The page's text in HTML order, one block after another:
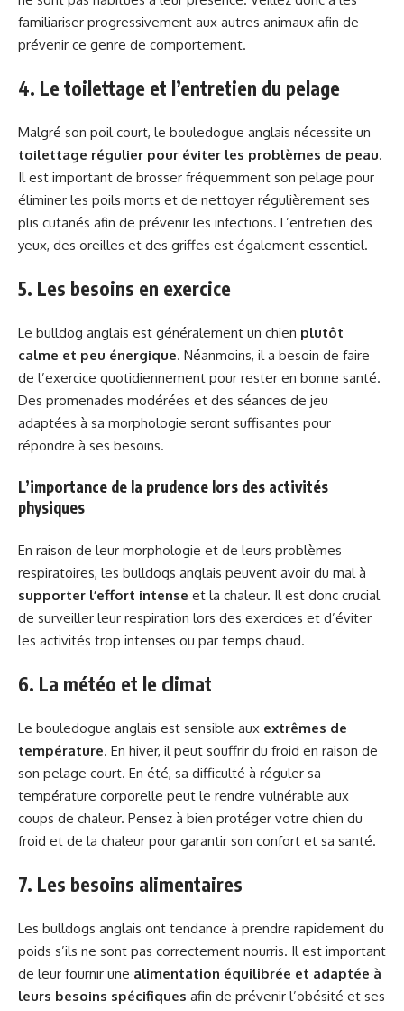
familiariser progressivement aux autres animaux afin de
prévenir ce genre de comportement.
4. Le toilettage et l’entretien du pelage
Malgré son poil court, le bouledogue anglais nécessite un
toilettage régulier pour éviter les problèmes de peau.
Il est important de brosser fréquemment son pelage pour
éliminer les poils morts et de nettoyer régulièrement ses
plis cutanés afin de prévenir les infections. L’entretien des
yeux, des oreilles et des griffes est également essentiel.
5. Les besoins en exercice
Le bulldog anglais est généralement un chien plutôt
calme et peu énergique. Néanmoins, il a besoin de faire
de l’exercice quotidiennement pour rester en bonne santé.
Des promenades modérées et des séances de jeu
adaptées à sa morphologie seront suffisantes pour
répondre à ses besoins.
L’importance de la prudence lors des activités
physiques
En raison de leur morphologie et de leurs problèmes
respiratoires, les bulldogs anglais peuvent avoir du mal à
supporter l’effort intense et la chaleur. Il est donc crucial
de surveiller leur respiration lors des exercices et d’éviter
les activités trop intenses ou par temps chaud.
6. La météo et le climat
Le bouledogue anglais est sensible aux extrêmes de
température. En hiver, il peut souffrir du froid en raison de
son pelage court. En été, sa difficulté à réguler sa
température corporelle peut le rendre vulnérable aux
coups de chaleur. Pensez à bien protéger votre chien du
froid et de la chaleur pour garantir son confort et sa santé.
7. Les besoins alimentaires
Les bulldogs anglais ont tendance à prendre rapidement du
poids s’ils ne sont pas correctement nourris. Il est important
de leur fournir une alimentation équilibrée et adaptée à
leurs besoins spécifiques afin de prévenir l’obésité et ses